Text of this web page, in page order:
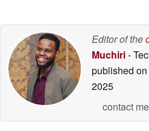
Editor of the
Muchiri-
published
2025
contact